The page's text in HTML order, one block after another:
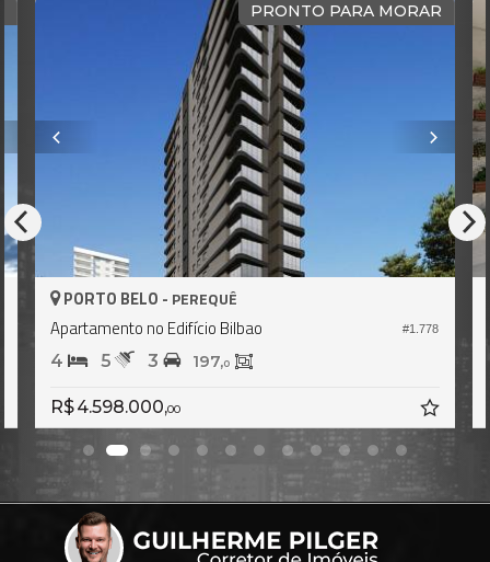
PRONTO PARA MORAR
#1.778
PORTO BELO - PEREQUÊ
Apartamento no Edifício Bilbao
4 5 3 197,0
R$ 4.598.000,00